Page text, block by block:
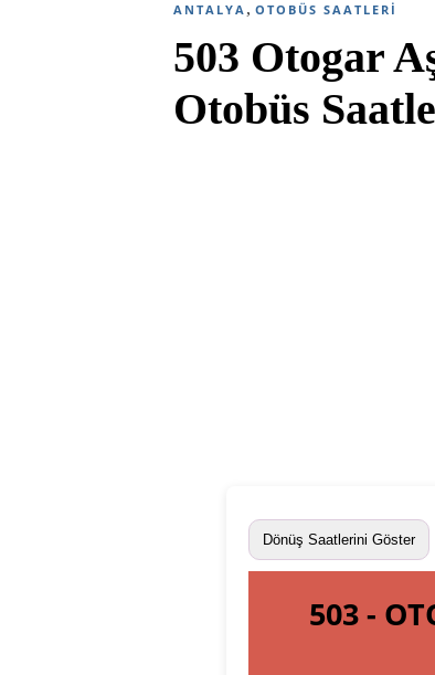
ANTALYA , OTOBÜS SAATLERI
503 Otogar
Otobüs
Dönüş Saatlerini Göster
503 -